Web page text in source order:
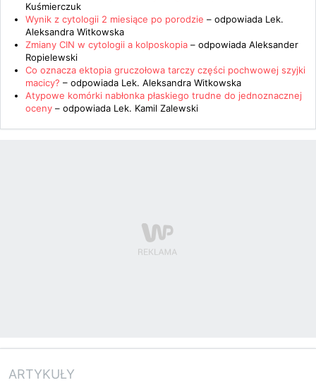
Kuśmierczuk
Wynik z cytologii 2 miesiące po porodzie – odpowiada Lek.
Aleksandra Witkowska
Zmiany CIN w cytologii a kolposkopia – odpowiada Aleksander
Ropielewski
Co oznacza ektopia gruczołowa tarczy części pochwowej szyjki
macicy? – odpowiada Lek. Aleksandra Witkowska
Atypowe komórki nabłonka płaskiego trudne do jednoznacznej
oceny – odpowiada Lek. Kamil Zalewski
ARTYKUŁY